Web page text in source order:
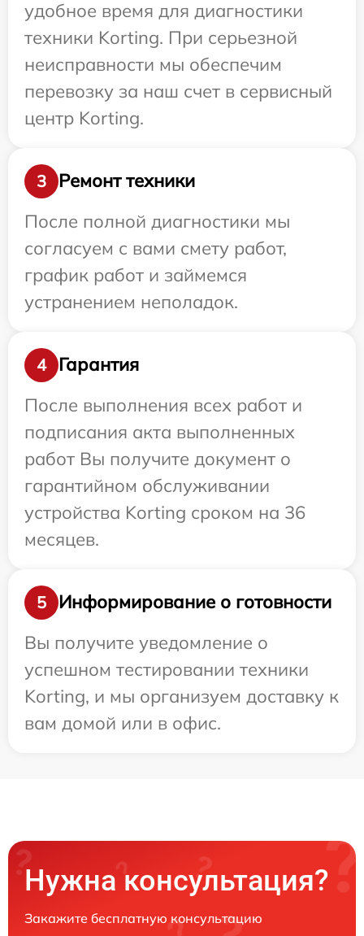
удобное время для диагностики
техники Korting. При серьезной
неисправности мы обеспечим
перевозку за наш счет в сервисный
центр Korting.
3
Ремонт техники
После полной диагностики мы
согласуем с вами смету работ,
график работ и займемся
устранением неполадок.
4
Гарантия
После выполнения всех работ и
подписания акта выполненных
работ Вы получите документ о
гарантийном обслуживании
устройства Korting сроком на 36
месяцев.
5
Информирование о готовности
Вы получите уведомление о
успешном тестировании техники
Korting, и мы организуем доставку к
вам домой или в офис.
Нужна консультация?
Закажите бесплатную консультацию